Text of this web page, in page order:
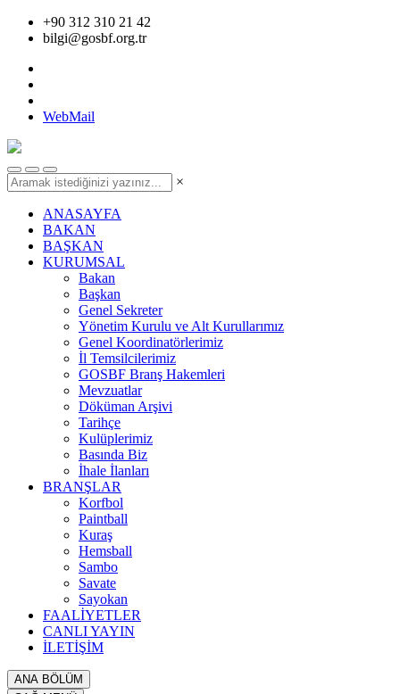
+90 312 310 21 42
bilgi@gosbf.org.tr
WebMail
×
ANASAYFA
BAKAN
BAŞKAN
KURUMSAL
Bakan
Başkan
Genel Sekreter
Yönetim Kurulu ve Alt Kurullarımız
Genel Koordinatörlerimiz
İl Temsilcilerimiz
GOSBF Branş Hakemleri
Mevzuatlar
Döküman Arşivi
Tarihçe
Kulüplerimiz
Basında Biz
İhale İlanları
BRANŞLAR
Korfbol
Paintball
Kuraş
Hemsball
Sambo
Savate
Sayokan
FAALİYETLER
CANLI YAYIN
İLETİŞİM
ANA BÖLÜM